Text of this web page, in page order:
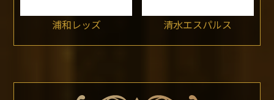
浦和レッズ 清水エスパルス